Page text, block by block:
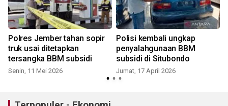
Polres Jember tahan sopir
truk usai ditetapkan
tersangka BBM subsidi
Senin, 11 Mei 2026
Polisi kembali ungkap
penyalahgunaan BBM
subsidi di Situbondo
Jumat, 17 April 2026